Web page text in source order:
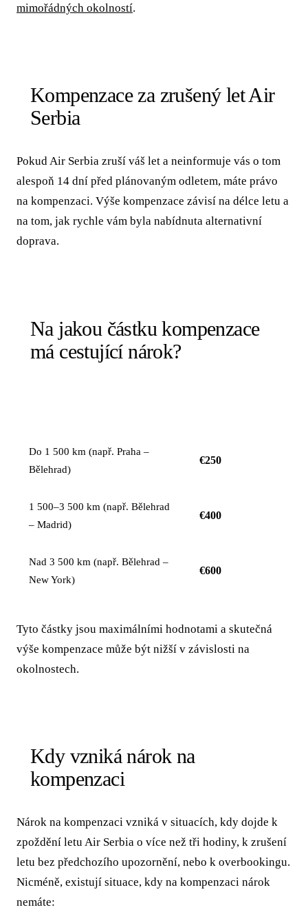
mimořádných okolností.
Kompenzace za zrušený let Air
Serbia
Pokud Air Serbia zruší váš let a neinformuje vás o tom
alespoň 14 dní před plánovaným odletem, máte právo
na kompenzaci. Výše kompenzace závisí na délce letu a
na tom, jak rychle vám byla nabídnuta alternativní
doprava.
Na jakou částku kompenzace
má cestující nárok?
Do 1 500 km (např. Praha –
Bělehrad)
€250
1 500–3 500 km (např. Bělehrad
– Madrid)
€400
Nad 3 500 km (např. Bělehrad –
New York)
€600
Tyto částky jsou maximálními hodnotami a skutečná
výše kompenzace může být nižší v závislosti na
okolnostech.
Kdy vzniká nárok na
kompenzaci
Nárok na kompenzaci vzniká v situacích, kdy dojde k
zpoždění letu Air Serbia o více než tři hodiny, k zrušení
letu bez předchozího upozornění, nebo k overbookingu.
Nicméně, existují situace, kdy na kompenzaci nárok
nemáte: